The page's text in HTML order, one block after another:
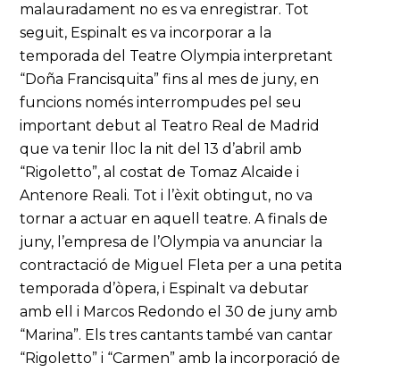
malauradament no es va enregistrar. Tot
seguit, Espinalt es va incorporar a la
temporada del Teatre Olympia interpretant
“Doña Francisquita” fins al mes de juny, en
funcions només interrompudes pel seu
important debut al Teatro Real de Madrid
que va tenir lloc la nit del 13 d’abril amb
“Rigoletto”, al costat de Tomaz Alcaide i
Antenore Reali. Tot i l’èxit obtingut, no va
tornar a actuar en aquell teatre. A finals de
juny, l’empresa de l’Olympia va anunciar la
contractació de Miguel Fleta per a una petita
temporada d’òpera, i Espinalt va debutar
amb ell i Marcos Redondo el 30 de juny amb
“Marina”. Els tres cantants també van cantar
“Rigoletto” i “Carmen” amb la incorporació de